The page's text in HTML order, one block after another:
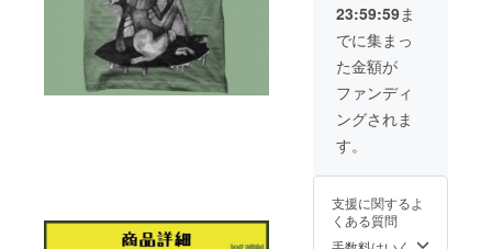
いたしま
す。
23:59:59ま
でに集まっ
た金額が
ファンディ
ングされま
す。
支援に関するよ
くある質問